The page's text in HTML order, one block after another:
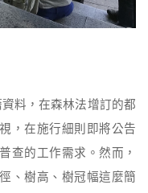
料，在森林法增訂的都
，在施行細則即將公告
查的工作需求。然而，
、樹高、樹冠幅這麼簡